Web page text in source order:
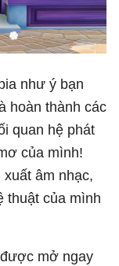
như ý bạn
hoàn thành các
quan hệ phát
của mình!
âm nhạc,
thuật của mình
mở ngay